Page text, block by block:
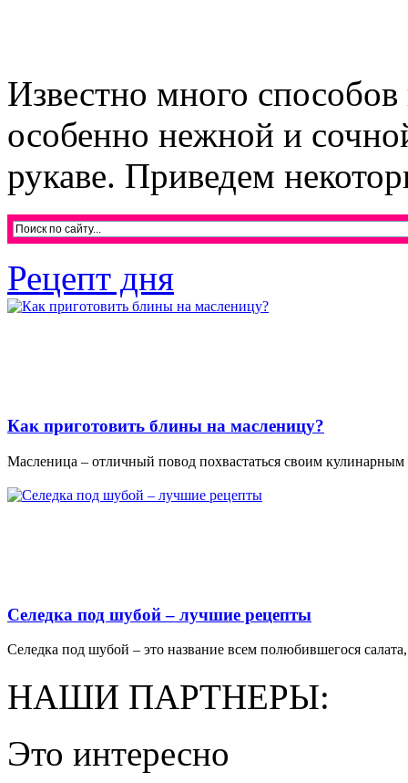
Известно много
особенно нежной и
рукаве. Приведем
Рецепт дня
Как приготовить блины на масленицу?
Масленица – отличный повод похвастаться своим
Селедка под шубой – лучшие рецепты
Селедка под шубой – это название всем полюбившегося
НАШИ ПАРТНЕРЫ:
Это интересно